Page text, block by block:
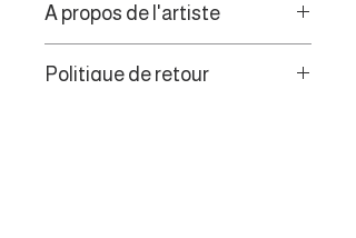
A propos de l'artiste
invite à passer outre le temps qui
Politique de retour